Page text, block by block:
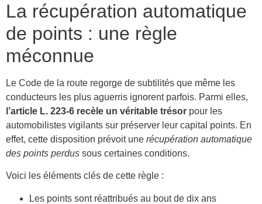
La récupération automatique
de points : une règle
méconnue
Le Code de la route regorge de subtilités que même les
conducteurs les plus aguerris ignorent parfois. Parmi elles,
l’article L. 223-6 recèle un véritable trésor pour les
automobilistes vigilants sur préserver leur capital points. En
effet, cette disposition prévoit une récupération automatique
des points perdus sous certaines conditions.
Voici les éléments clés de cette règle :
Les points sont réattribués au bout de dix ans